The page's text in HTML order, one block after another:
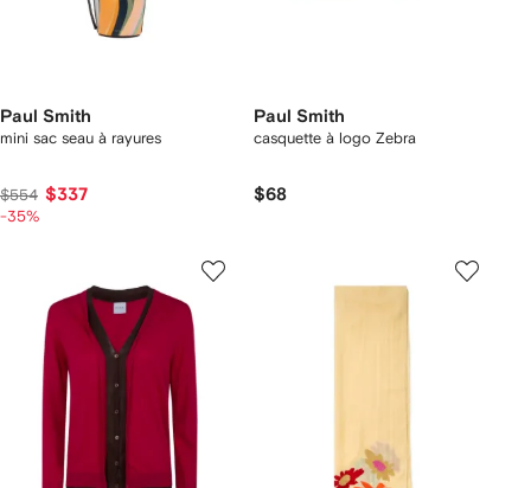
Paul Smith
mini sac seau à rayures
$554 $337
-35%
Paul Smith
casquette à logo Zebra
$68